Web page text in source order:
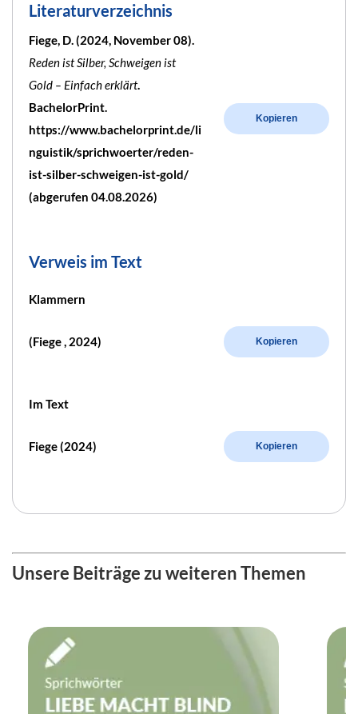
Literaturverzeichnis
Fiege, D. (2024, November 08).
Reden ist Silber, Schweigen ist
Gold – Einfach erklärt.
BachelorPrint.
https://www.bachelorprint.de/li
nguistik/sprichwoerter/reden-
ist-silber-schweigen-ist-gold/
(abgerufen 04.08.2026)
Kopieren
Verweis im Text
Klammern
(Fiege , 2024) Kopieren
Im Text
Fiege (2024) Kopieren
Unsere Beiträge zu weiteren Themen